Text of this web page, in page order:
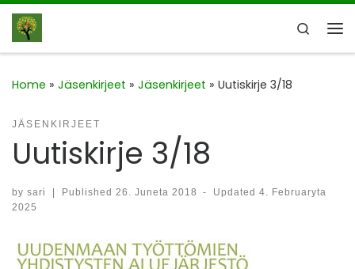
Skip to content
Search
Home » Jäsenkirjeet » Jäsenkirjeet » Uutiskirje 3/18
JÄSENKIRJEET
Uutiskirje 3/18
by sari | Published 26. Juneta 2018 - Updated4. Februaryta
2025